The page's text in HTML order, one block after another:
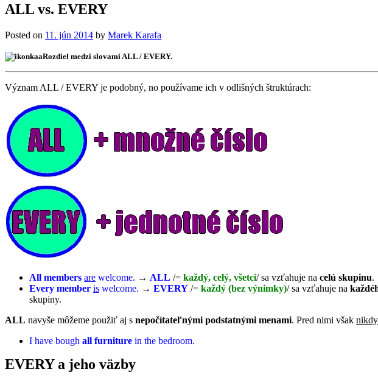
ALL vs. EVERY
Posted on 11. jún 2014 by Marek Karafa
Rozdiel medzi slovami ALL / EVERY.
Význam ALL / EVERY je podobný, no používame ich v odlišných štruktúrach:
All members are welcome. → ALL /= každý, celý, všetci/ sa vzťahuje na celú skupinu.
Every member is welcome. → EVERY /= každý (bez výnimky)/ sa vzťahuje na
skupiny.
ALL navyše môžeme použiť aj s nepočítateľnými podstatnými menami. Pred nimi však nikdy
I have bough all furniture in the bedroom.
EVERY a jeho väzby